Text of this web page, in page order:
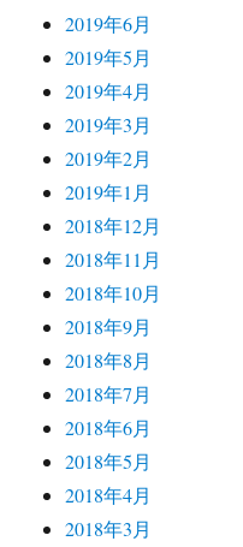
2019年6月
2019年5月
2019年4月
2019年3月
2019年2月
2019年1月
2018年12月
2018年11月
2018年10月
2018年9月
2018年8月
2018年7月
2018年6月
2018年5月
2018年4月
2018年3月